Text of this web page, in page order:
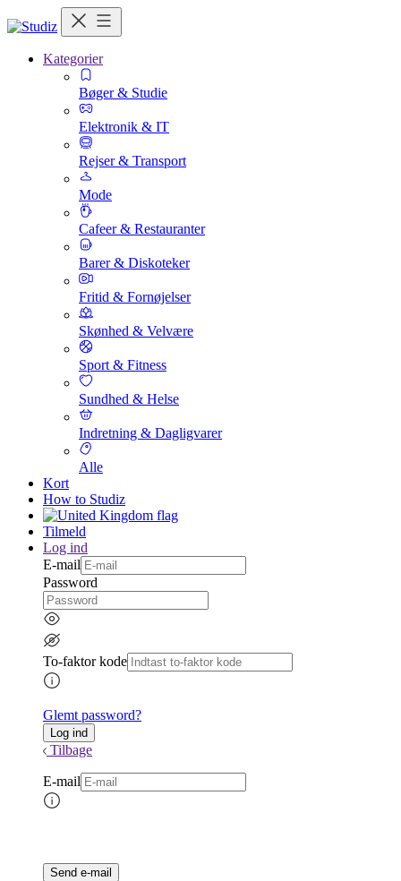
Kategorier
Bøger & Studie
Elektronik & IT
Rejser & Transport
Mode
Cafeer & Restauranter
Barer & Diskoteker
Fritid & Fornøjelser
Skønhed & Velvære
Sport & Fitness
Sundhed & Helse
Indretning & Dagligvarer
Alle
Kort
How to Studiz
Tilmeld
Log ind
E-mail
Password
To-faktor kode
Glemt password?
Tilbage
E-mail